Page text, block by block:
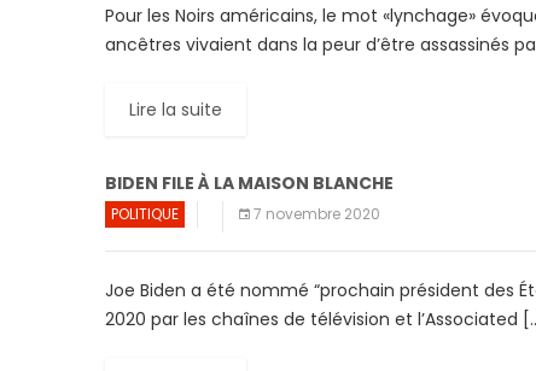
Pour les Noirs américains, le mot «lynchage»
ancêtres vivaient dans la peur d’être assassinés
Lire la suite
BIDEN FILE À LA MAISON BLANCHE
POLITIQUE 7 novembre 2020
Joe Biden a été nommé “prochain président des
2020 par les chaînes de télévision et l’Associated